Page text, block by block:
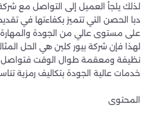
لذلك يلجأ العميل إلى التواصل مع
دبا الحصن التي تتميز بكفاءتها في
على مستوى عالي من الجودة
لهذا فإن شركة بيور كلين هي الحل
نظيفة ومعقمة طوال الوقت
خدمات عالية الجودة بتكاليف رمزية
المحتوى